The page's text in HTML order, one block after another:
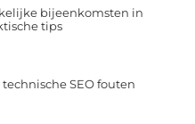
bijeenkomsten in
tips
SEO fouten